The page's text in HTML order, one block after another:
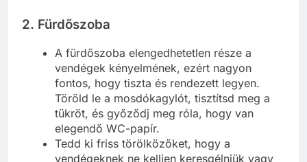
2. Fürdőszoba
A fürdőszoba elengedhetetlen része a
vendégek kényelmének, ezért nagyon
fontos, hogy tiszta és rendezett legyen.
Töröld le a mosdókagylót, tisztítsd meg a
tükröt, és győződj meg róla, hogy van
elegendő WC-papír.
Tedd ki friss törölközőket, hogy a
vendégeknek ne kelljen keresgélniük vagy